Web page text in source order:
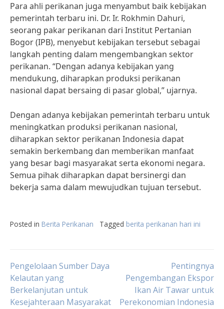
Para ahli perikanan juga menyambut baik kebijakan
pemerintah terbaru ini. Dr. Ir. Rokhmin Dahuri,
seorang pakar perikanan dari Institut Pertanian
Bogor (IPB), menyebut kebijakan tersebut sebagai
langkah penting dalam mengembangkan sektor
perikanan. “Dengan adanya kebijakan yang
mendukung, diharapkan produksi perikanan
nasional dapat bersaing di pasar global,” ujarnya.
Dengan adanya kebijakan pemerintah terbaru untuk
meningkatkan produksi perikanan nasional,
diharapkan sektor perikanan Indonesia dapat
semakin berkembang dan memberikan manfaat
yang besar bagi masyarakat serta ekonomi negara.
Semua pihak diharapkan dapat bersinergi dan
bekerja sama dalam mewujudkan tujuan tersebut.
Posted in Berita Perikanan Tagged berita perikanan hari ini
Post
navigation
Pengelolaan Sumber Daya
Kelautan yang
Berkelanjutan untuk
Kesejahteraan Masyarakat
Pentingnya
Pengembangan Ekspor
Ikan Air Tawar untuk
Perekonomian Indonesia